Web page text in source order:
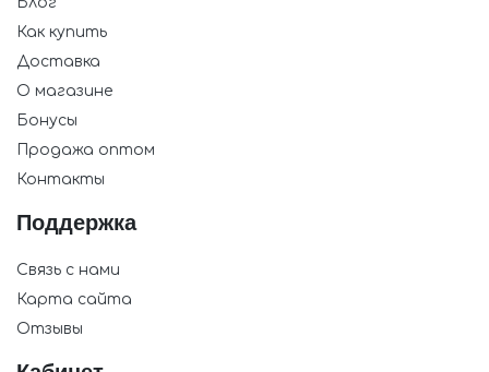
Как купить
Доставка
О магазине
Бонусы
Продажа оптом
Контакты
Поддержка
Связь с нами
Карта сайта
Отзывы